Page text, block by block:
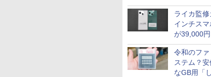
ザーが押
ライカ監
インチスマ
が39,000
令和のフ
ステム？
なGB用「